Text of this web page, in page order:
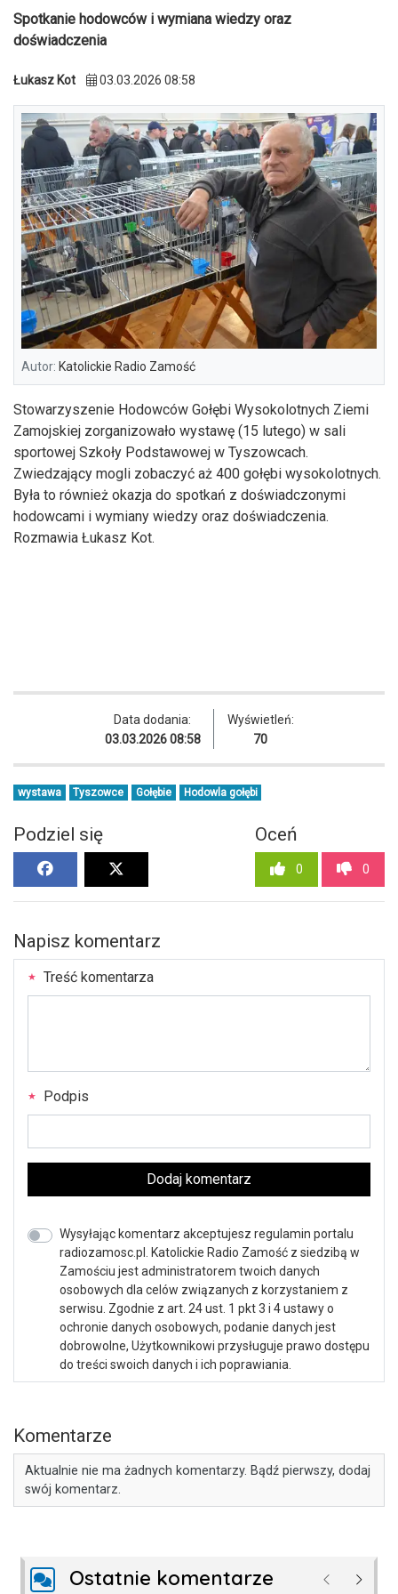
Spotkanie hodowców i wymiana wiedzy oraz
doświadczenia
Łukasz Kot 03.03.2026 08:58
Autor: Katolickie Radio Zamość
Stowarzyszenie Hodowców Gołębi Wysokolotnych Ziemi
Zamojskiej zorganizowało wystawę (15 lutego) w sali
sportowej Szkoły Podstawowej w Tyszowcach.
Zwiedzający mogli zobaczyć aż 400 gołębi wysokolotnych.
Była to również okazja do spotkań z doświadczonymi
hodowcami i wymiany wiedzy oraz doświadczenia.
Rozmawia Łukasz Kot.
Data dodania:
03.03.2026 08:58
Wyświetleń:
70
wystawa Tyszowce Gołębie Hodowla gołębi
Podziel się Oceń
0 0
Napisz komentarz
Treść komentarza
Podpis
Dodaj komentarz
Wysyłając komentarz akceptujesz regulamin portalu
radiozamosc.pl. Katolickie Radio Zamość z siedzibą w
Zamościu jest administratorem twoich danych
osobowych dla celów związanych z korzystaniem z
serwisu. Zgodnie z art. 24 ust. 1 pkt 3 i 4 ustawy o
ochronie danych osobowych, podanie danych jest
dobrowolne, Użytkownikowi przysługuje prawo dostępu
do treści swoich danych i ich poprawiania.
Komentarze
Aktualnie nie ma żadnych komentarzy. Bądź pierwszy, dodaj
swój komentarz.
Ostatnie komentarze Poprzednie